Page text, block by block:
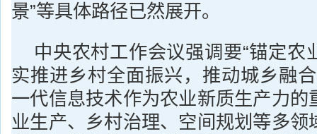
景”等具体路径已然展开。
中央农村工作会议强调要“锚定农
实推进乡村全面振兴，推动城乡融
一代信息技术作为农业新质生产力的
业生产、乡村治理、空间规划等多领